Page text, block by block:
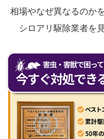
相場やなぜ異なるのか
シロアリ駆除業者を